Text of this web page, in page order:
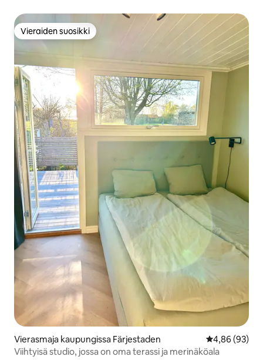
Vieraiden suosikki
Vieraiden suosikki
Vierasmaja kaupungissa Färjestaden
4,86 (93)
Viihtyisä studio, jossa on oma terassi ja merinäköala